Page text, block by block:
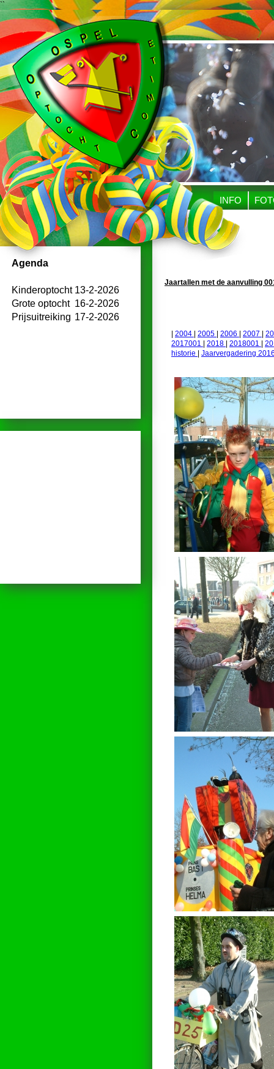
``
Agenda
Kinderoptocht 13-2-2026
Grote optocht 16-2-2026
Prijsuitreiking 17-2-2026
Jaartallen met de aanvulling
2004 2005 2006 2007
2017001
2018 2018001
historie
Jaarvergadering
INFO